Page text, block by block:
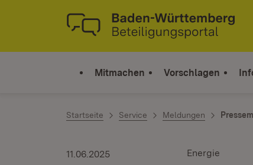
Zum Inhalt springen
Link zur Startseite
Mitmachen Vorschlagen
Startseite Service Meldungen
Energie
11.06.2025